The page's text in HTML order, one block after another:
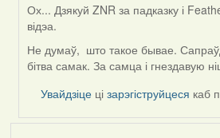
In
reply
to
by
Ох... Дзякуй ZNR за падказку і
відэа.
Не думаў, што такое бывае.
бітва самак. За самца і гнездавую
Увайдзіце цізарэгіструйцеся каб